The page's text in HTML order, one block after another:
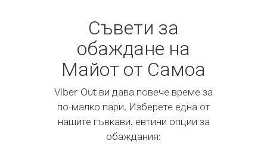
Съвети за
обаждане на
Майот от Самоа
Viber Out ви дава повече време за
по-малко пари. Изберете една от
нашите гъвкави, евтини опции за
обаждания: